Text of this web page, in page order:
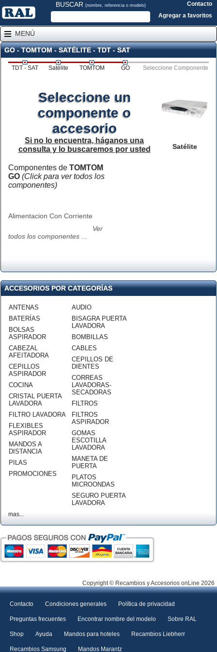
BUSCAR (nombre, referencia o modelo)
Contacto
Agregar a favoritos
MENÚ
GO - TOMTOM - SATÉLITE - TDT - SAT
TDT - SAT Satélite TOMTOM GO Seleccione Componente
Satélite
Seleccione un
componente o
accesorio
Si no lo encuentra, háganos una
consulta y lo buscaremos por usted
Componentes de TOMTOM
GO (Click para ver todos los
componentes)
Alimentacion Con Corriente
Ver
todos los componentes ...
ACCESORIOS POR CATEGORÍAS
ANTENAS
BATERÍAS
BOLSAS
ASPIRADOR
CABEZAL
AFEITADORA
CEPILLOS
ASPIRADOR
COCINA
CRISTAL PUERTA
LAVADORA
FILTRO LAVADORA
FLEXIBLES
ASPIRADOR
MANDOS A
DISTANCIA
PILAS
PROMOCIONES
AUDIO
BISAGRA PUERTA
LAVADORA
BOMBILLAS
CABLES
CEPILLOS DE
DIENTES
CORREAS
LAVADORAS-
SECADORAS
FILTROS
FILTROS
ASPIRADOR
GOMAS
ESCOTILLA
LAVADORA
MANETA DE
PUERTA
PLATOS
MICROONDAS
SEGURO PUERTA
LAVADORA
mas...
Copyright © Recambios y Accesorios onLine 2026
Contacto Condiciones generales Política de privacidad
Preguntas frecuentes Encontrar nombre del modelo Sobre RAL
Shop Ayuda Mandos para hoteles Recambios Liebherr
Recambios Samsung Mandos Marantz